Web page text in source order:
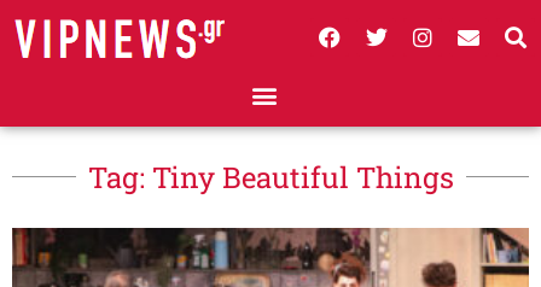
Tag: Tiny Beautiful Things